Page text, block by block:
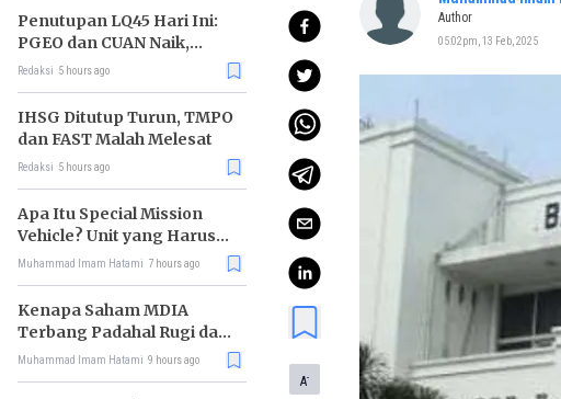
Penutupan LQ45 Hari Ini:
PGEO dan CUAN Naik,
MBMA Turun
Redaksi 5 hours ago
IHSG Ditutup Turun, TMPO
dan FAST Malah Melesat
Redaksi 5 hours ago
Apa Itu Special Mission
Vehicle? Unit yang Harus
Bereskan Utang Whoosh
Muhammad Imam Hatami 7 hours ago
Kenapa Saham MDIA
Terbang Padahal Rugi dan
Terlilit Utang?
Muhammad Imam Hatami 9 hours ago
A-
Author
05:02pm, 13 Feb, 2025